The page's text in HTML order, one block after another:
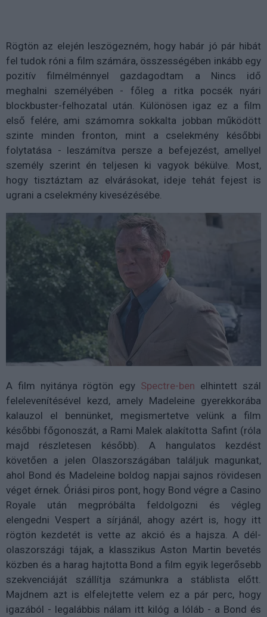
Rögtön az elején leszögezném, hogy habár jó pár hibát
fel tudok róni a film számára, összességében inkább egy
pozitív filmélménnyel gazdagodtam a Nincs idő
meghalni személyében - főleg a ritka pocsék nyári
blockbuster-felhozatal után. Különösen igaz ez a film
első felére, ami számomra sokkalta jobban működött
szinte minden fronton, mint a cselekmény későbbi
folytatása - leszámítva persze a befejezést, amellyel
személy szerint én teljesen ki vagyok békülve. Most,
hogy tisztáztam az elvárásokat, ideje tehát fejest is
ugrani a cselekmény kivesézésébe.
A film nyitánya rögtön egy Spectre-ben elhintett szál
felelevenítésével kezd, amely Madeleine gyerekkorába
kalauzol el bennünket, megismertetve velünk a film
későbbi főgonoszát, a Rami Malek alakította Safint (róla
majd részletesen később). A hangulatos kezdést
követően a jelen Olaszországában találjuk magunkat,
ahol Bond és Madeleine boldog napjai sajnos rövidesen
véget érnek. Óriási piros pont, hogy Bond végre a Casino
Royale után megpróbálta feldolgozni és végleg
elengedni Vespert a sírjánál, ahogy azért is, hogy itt
rögtön kezdetét is vette az akció és a hajsza. A dél-
olaszországi tájak, a klasszikus Aston Martin bevetés
közben és a harag hajtotta Bond a film egyik legerősebb
szekvenciáját szállítja számunkra a stáblista előtt.
Majdnem azt is elfelejtette velem ez a pár perc, hogy
igazából - legalábbis nálam itt kilóg a lóláb - a Bond és